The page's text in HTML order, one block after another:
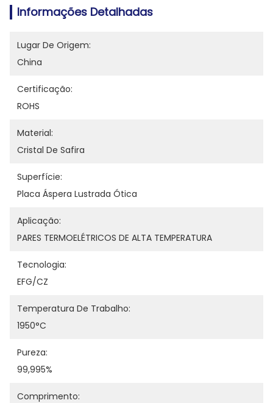
Informações Detalhadas
Lugar De Origem:
China
Certificação:
ROHS
Material:
Cristal De Safira
Superfície:
Placa Áspera Lustrada Ótica
Aplicação:
PARES TERMOELÉTRICOS DE ALTA TEMPERATURA
Tecnologia:
EFG/CZ
Temperatura De Trabalho:
1950°C
Pureza:
99,995%
Comprimento: